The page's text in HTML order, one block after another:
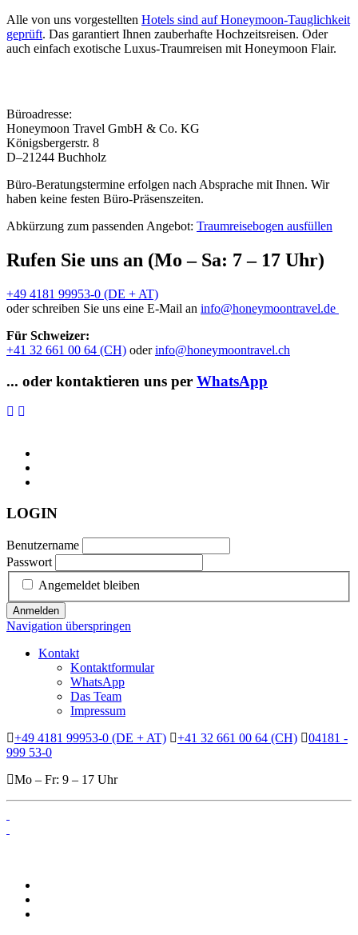
Alle von uns vorgestellten Hotels sind auf Honeymoon-Tauglichkeit
geprüft. Das garantiert Ihnen zauberhafte Hochzeitsreisen. Oder
auch einfach exotische Luxus-Traumreisen mit Honeymoon Flair.
Büroadresse:
Honeymoon Travel GmbH & Co. KG
Königsbergerstr. 8
D–21244 Buchholz
Büro-Beratungstermine erfolgen nach Absprache mit Ihnen. Wir
haben keine festen Büro-Präsenszeiten.
Abkürzung zum passenden Angebot: Traumreisebogen ausfüllen
Rufen Sie uns an (Mo – Sa: 7 – 17 Uhr)
+49 4181 99953-0 (DE + AT)
oder schreiben Sie uns eine E-Mail an info@honeymoontravel.de
Für Schweizer:
+41 32 661 00 64 (CH) oderinfo@honeymoontravel.ch
... oder kontaktieren uns per WhatsApp
LOGIN
Benutzername
Passwort
Angemeldet bleiben
Anmelden
Navigation überspringen
Kontakt
Kontaktformular
WhatsApp
Das Team
Impressum
+49 4181 99953-0 (DE + AT)
+41 32 661 00 64 (CH)
04181 -
999 53-0
Mo – Fr: 9 – 17 Uhr